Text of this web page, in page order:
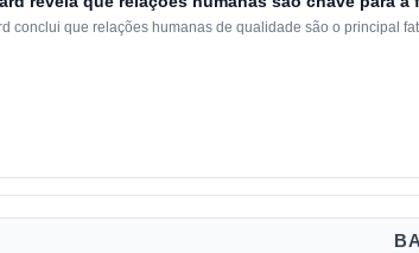
conclui que relações humanas de qualidade são o principal